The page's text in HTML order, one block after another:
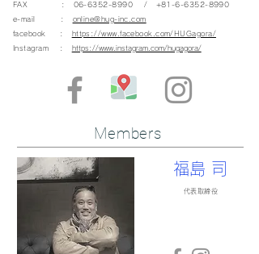
FAX : 06-6352-8990/ +81-6-6352-8990
e-mail : online@hug-inc.com
facebook :
https://www.facebook.com/HUGagora/
Instagram :
https://www.instagram.com/hugagora/
Members
福島 司
代表取締役